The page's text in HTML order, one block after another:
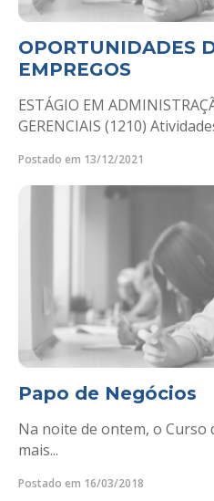
OPORTUNIDADES
EMPREGOS
ESTÁGIO EM
GERENCIAIS (1210)
Postado em 13/12/2021
Papo de Negócios
Na noite de ontem, o Curso
mais...
Postado em 16/03/2018